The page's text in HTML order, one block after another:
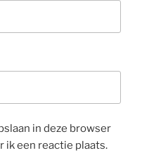
in deze browser
ik een reactie plaats.